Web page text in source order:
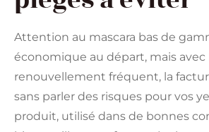
Attention au mascara bas de
économique au départ, mais avec
renouvellement fréquent, la
sans parler des risques pour vos
produit, utilisé dans de bonnes